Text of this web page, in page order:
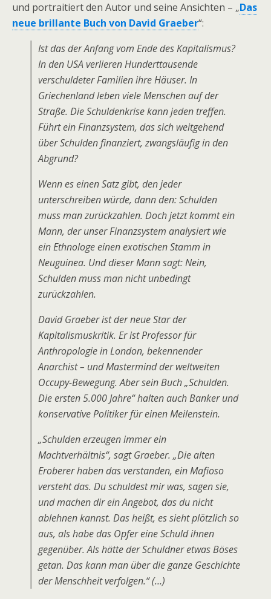
und portraitiert den Autor und seine Ansichten – „Das
neue brillante Buch von David Graeber“:
Ist das der Anfang vom Ende des Kapitalismus?
In den USA verlieren Hunderttausende
verschuldeter Familien ihre Häuser. In
Griechenland leben viele Menschen auf der
Straße. Die Schuldenkrise kann jeden treffen.
Führt ein Finanzsystem, das sich weitgehend
über Schulden finanziert, zwangsläufig in den
Abgrund?
Wenn es einen Satz gibt, den jeder
unterschreiben würde, dann den: Schulden
muss man zurückzahlen. Doch jetzt kommt ein
Mann, der unser Finanzsystem analysiert wie
ein Ethnologe einen exotischen Stamm in
Neuguinea. Und dieser Mann sagt: Nein,
Schulden muss man nicht unbedingt
zurückzahlen.
David Graeber ist der neue Star der
Kapitalismuskritik. Er ist Professor für
Anthropologie in London, bekennender
Anarchist – und Mastermind der weltweiten
Occupy-Bewegung. Aber sein Buch „Schulden.
Die ersten 5.000 Jahre“ halten auch Banker und
konservative Politiker für einen Meilenstein.
„Schulden erzeugen immer ein
Machtverhältnis“, sagt Graeber. „Die alten
Eroberer haben das verstanden, ein Mafioso
versteht das. Du schuldest mir was, sagen sie,
und machen dir ein Angebot, das du nicht
ablehnen kannst. Das heißt, es sieht plötzlich so
aus, als habe das Opfer eine Schuld ihnen
gegenüber. Als hätte der Schuldner etwas Böses
getan. Das kann man über die ganze Geschichte
der Menschheit verfolgen.“ (…)